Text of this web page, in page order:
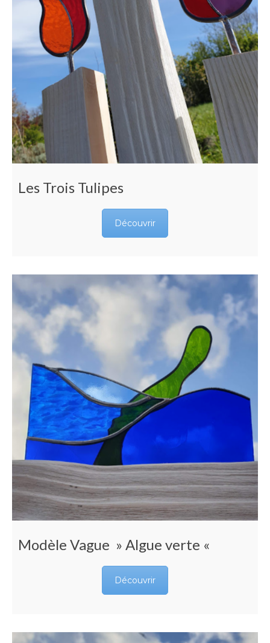
Les Trois Tulipes
Découvrir
Modèle Vague » Algue verte «
Découvrir